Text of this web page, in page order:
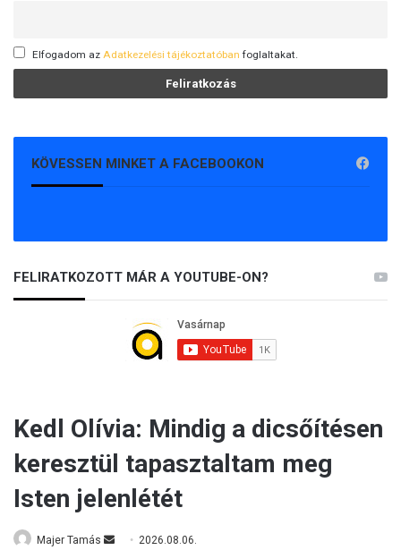
Elfogadom az Adatkezelési tájékoztatóban foglaltakat.
KÖVESSEN MINKET A FACEBOOKON
FELIRATKOZOTT MÁR A YOUTUBE-ON?